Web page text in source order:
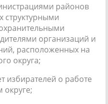
районов
структурными
организаций и
расположенных на
округа;
избирателей о работе
округе;